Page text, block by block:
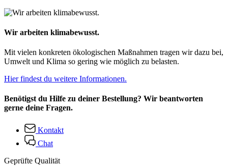
Wir arbeiten klimabewusst.
Mit vielen konkreten ökologischen Maßnahmen tragen wir dazu bei,
Umwelt und Klima so gering wie möglich zu belasten.
Hier findest du weitere Informationen.
Benötigst du Hilfe zu deiner Bestellung? Wir beantworten
gerne deine Fragen.
Kontakt
Chat
Geprüfte Qualität